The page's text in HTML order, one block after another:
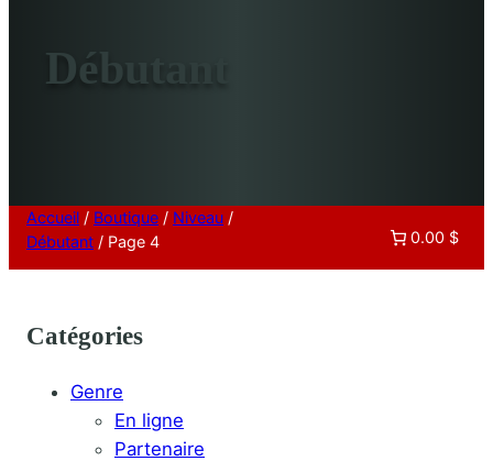
Débutant
Accueil / Boutique / Niveau /
Débutant / Page 4 0.00 $
Catégories
Genre
En ligne
Partenaire